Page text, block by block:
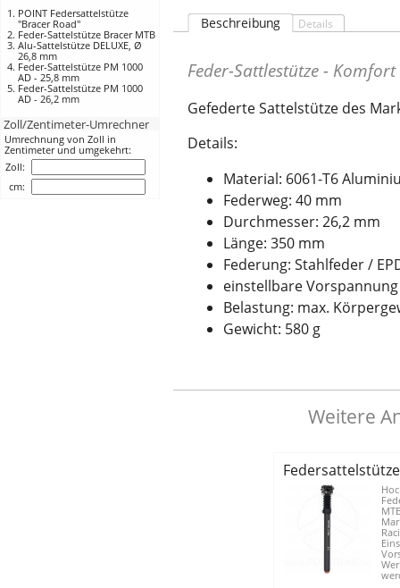
POINT Federsattelstütze
"Bracer Road"
Feder-Sattelstütze Bracer MTB
Alu-Sattelstütze DELUXE, Ø
26,8 mm
Feder-Sattelstütze PM 1000
AD - 25,8 mm
Feder-Sattelstütze PM 1000
AD - 26,2 mm
Zoll/Zentimeter-Umrechner
Umrechnung von Zoll in
Zentimeter und umgekehrt:
Zoll:
cm:
Beschreibung Details
Feder-Sattlestütze -
Gefederte Sattelstütze des
Details:
Material: 6061-T6
Federweg: 40 mm
Durchmesser: 26,2 mm
Länge: 350 mm
Federung: Stahlfeder /
einstellbare Vorspannung
Belastung: max.
Gewicht: 580 g
Weitere